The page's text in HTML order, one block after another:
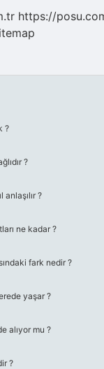
https://
?
?
?
ne kadar ?
fark nedir ?
yaşar ?
alıyor mu ?
?